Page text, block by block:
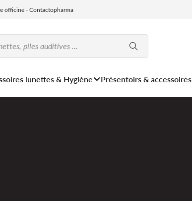
officine - Contactopharma
lunettes & Hygiène Présentoirs & accessoires